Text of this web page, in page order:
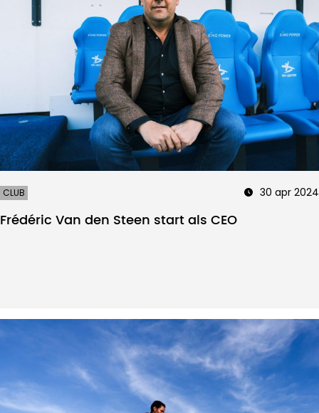
CLUB 30 apr 2024
Frédéric Van den Steen start als CEO